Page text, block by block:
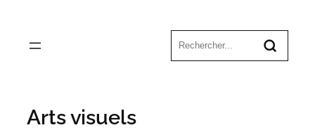
Arts visuels